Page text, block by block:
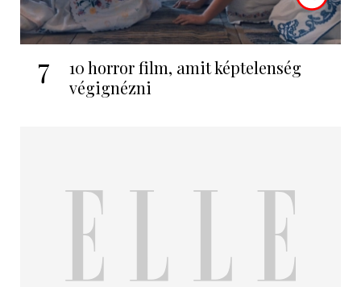
7
10 horror film, amit képtelenség
végignézni